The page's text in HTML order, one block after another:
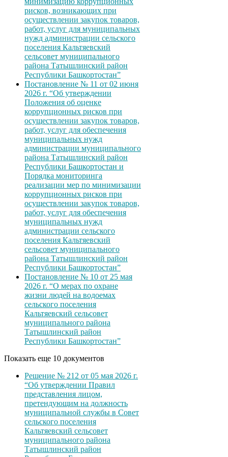
рисков, возникающих при
осуществлении закупок товаров,
работ, услуг для муниципальных
нужд администрации сельского
поселения Кальтяевский
сельсовет муниципального
района Татышлинский район
Республики Башкортостан”
Постановление № 11 от 02 июня
2026 г. “Об утверждении
Положения об оценке
коррупционных рисков при
осуществлении закупок товаров,
работ, услуг для обеспечения
муниципальных нужд
администрации муниципального
района Татышлинский район
Республики Башкортостан и
Порядка мониторинга
реализации мер по минимизации
коррупционных рисков при
осуществлении закупок товаров,
работ, услуг для обеспечения
муниципальных нужд
администрации сельского
поселения Кальтяевский
сельсовет муниципального
района Татышлинский район
Республики Башкортостан”
Постановление № 10 от 25 мая
2026 г. “О мерах по охране
жизни людей на водоемах
сельского поселения
Кальтяевский сельсовет
муниципального района
Татышлинский район
Республики Башкортостан”
Показать еще 10 документов
Решение № 212 от 05 мая 2026 г.
“Об утверждении Правил
представления лицом,
претендующим на должность
муниципальной службы в Совет
сельского поселения
Кальтяевский сельсовет
муниципального района
Татышлинский район